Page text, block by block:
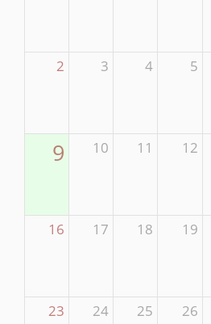
2 3 4 5
9 10 11 12
16 17 18 19
23 24 25 26